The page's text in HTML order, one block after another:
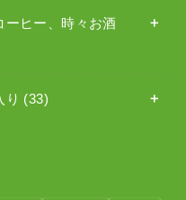
ーヒー、時々お酒
り (33)